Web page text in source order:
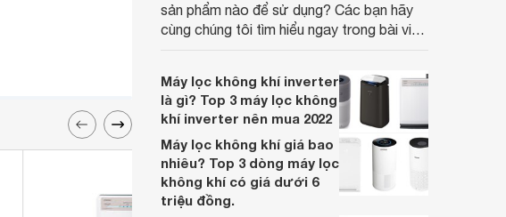
sản phẩm nào để sử dụng? Các bạn hãy
cùng chúng tôi tìm hiểu ngay trong bài viết
Máy lọc không khí inverter
là gì? Top 3 máy lọc không
khí inverter nên mua 2022
Máy lọc không khí giá bao
nhiêu? Top 3 dòng máy lọc
không khí có giá dưới 6
triệu đồng.